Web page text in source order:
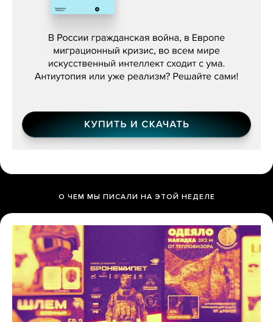
Константин Зарубин, «Наше сердце
О ЧЕМ МЫ ПИСАЛИ НА ЭТОЙ НЕДЕЛЕ